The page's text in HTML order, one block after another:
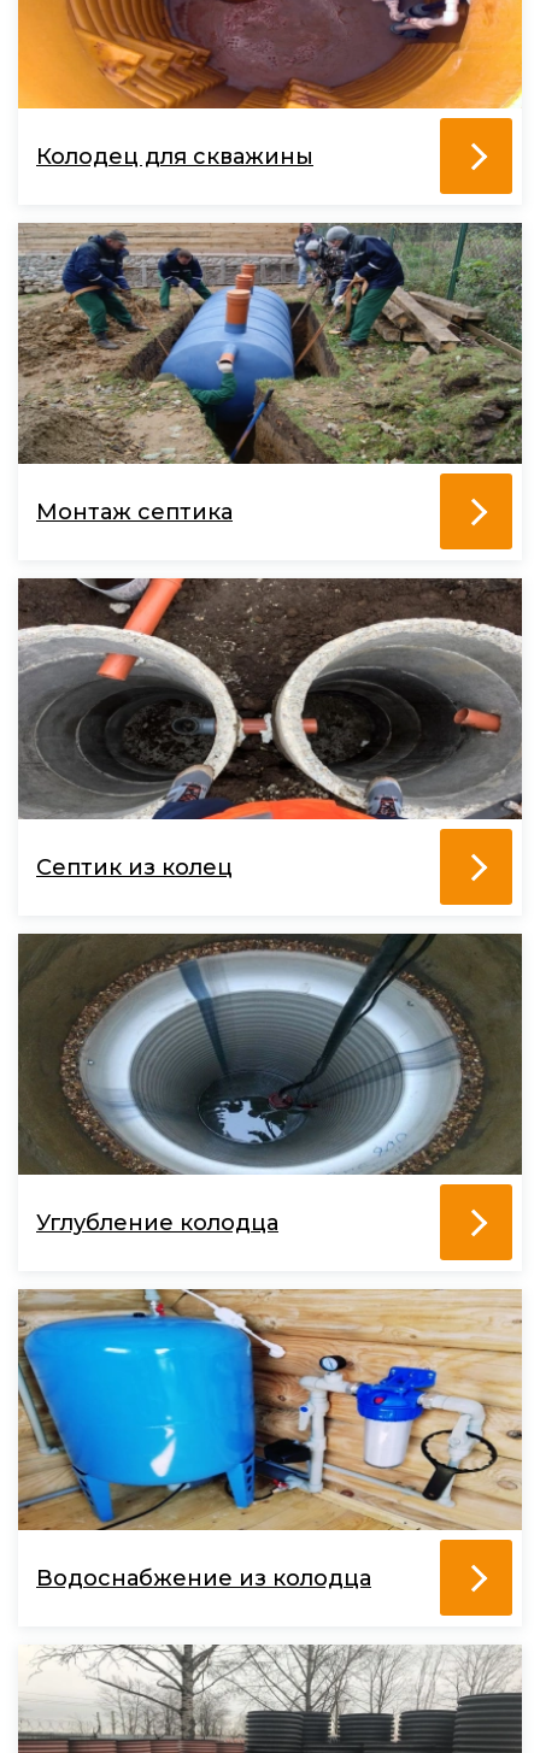
Колодец для скважины
Монтаж септика
Септик из колец
Углубление колодца
Водоснабжение из колодца